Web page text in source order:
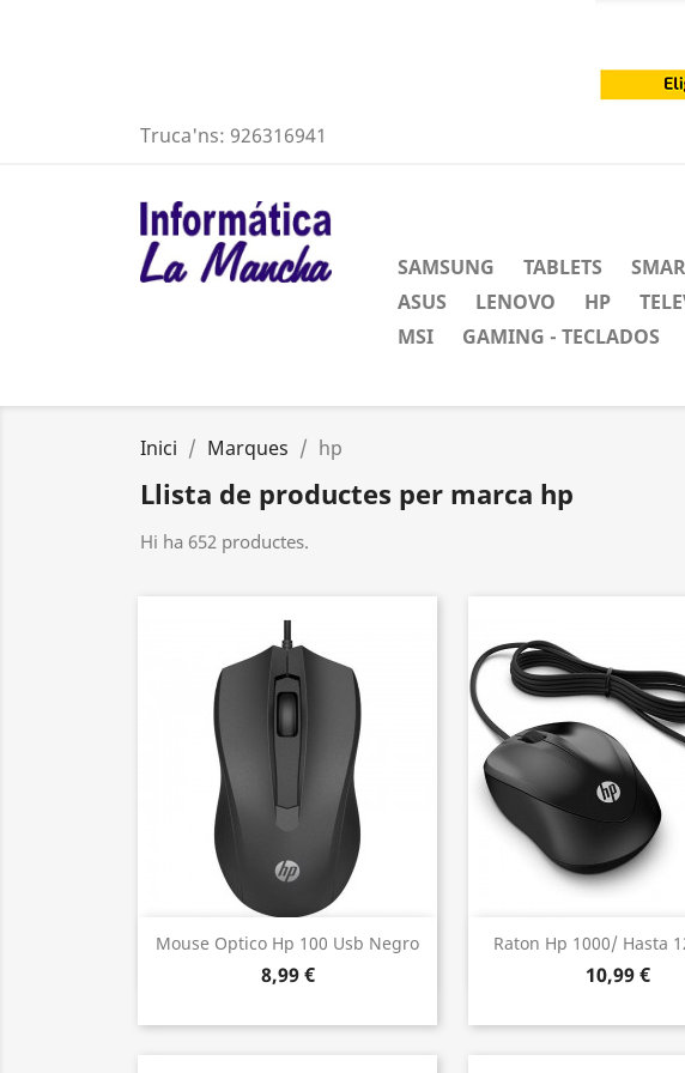
Truca'ns: 926316941
SAMSUNG TABLETS
ASUS
LENOVO HP
MSI
GAMING - TECLADOS
Inici Marques hp
Llista de productes per marca hp
Hi ha 652 productes.
Mouse Optico Hp 100 Usb Negro
8,99 €
Vista ràpida Raton Hp 1000/ Hasta
10,99 €
Vista